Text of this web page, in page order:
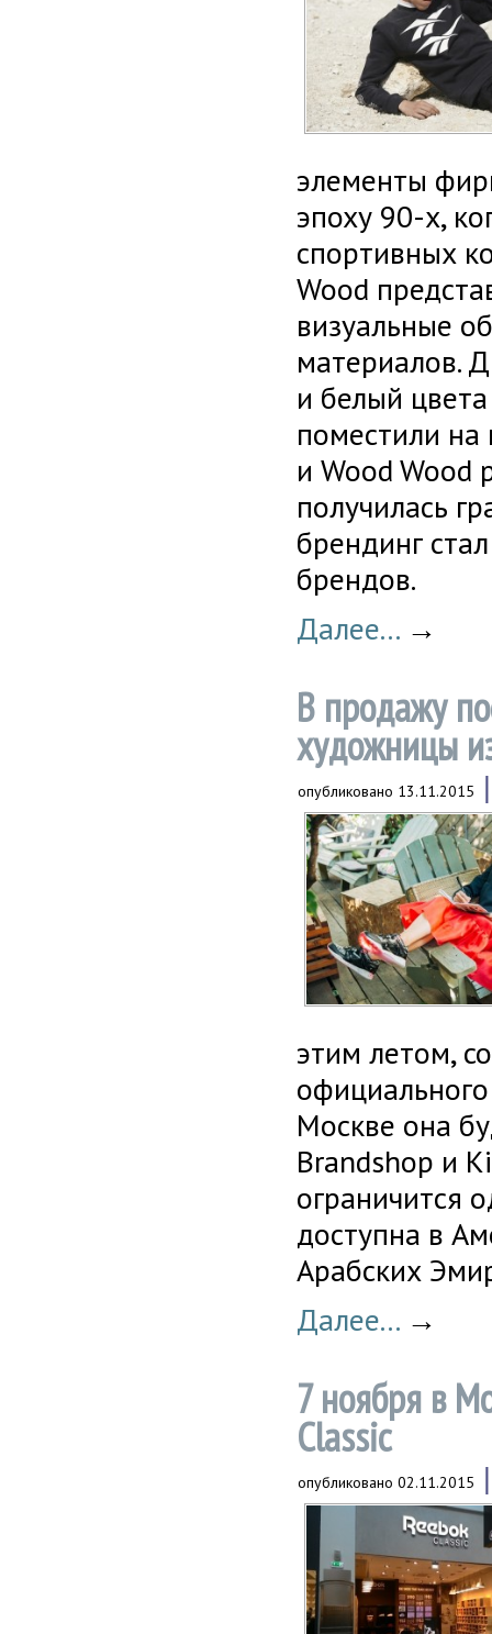
элементы
эпоху 90-х,
спортивных
Wood
визуальные
материалов.
и белый
поместили на
и Wood Wood
получилась
брендинг
брендов.
Далее... →
В продажу
художницы
опубликовано 13.11.2015
этим летом,
Москве она
Brandshop и
ограничится
доступна в
Арабских
Далее... →
7 ноября в
Classic
опубликовано 02.11.2015